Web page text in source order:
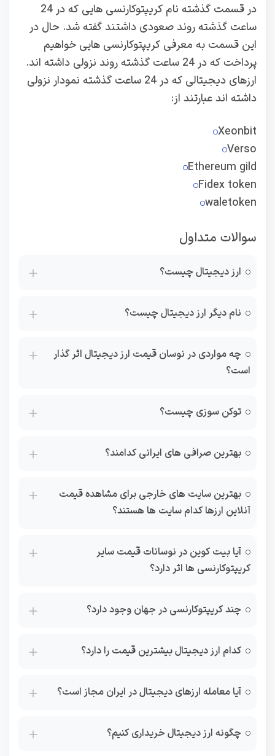
در قسمت گذشته نام کریپتوکارنسی هایی که در 24
ساعت گذشته روند صعودی داشتند گفته شد. حال در
این قسمت به معرفی کریپتوکارنسی هایی خواهیم
پرداخت که در 24 ساعت گذشته روند نزولی داشته اند.
ارزهای دیجیتالی که در 24 ساعت گذشته نمودار نزولی
داشته اند عبارتند از:
Xeonbit
Verso
Ethereum gild
Fidex token
waletoken
سوالات متداول
ارز دیجیتال چیست؟
نام دیگر ارز دیجیتال چیست؟
چه مواردی در نوسان قیمت ارز دیجیتال اثر گذار
است؟
توکن سوزی چیست؟
بهترین صرافی های ایرانی کدامند؟
بهترین سایت های خارجی برای مشاهده قیمت
آنلاین ارزها کدام سایت ها هستند؟
آیا بیت کوین در نوسانات قیمت سایر
کریپتوکارنسی ها اثر دارد؟
چند کریپتوکارنسی در جهان وجود دارد؟
کدام ارز دیجیتال بیشترین قیمت را دارد؟
آیا معامله ارزهای دیجیتال در ایران مجاز است؟
چگونه ارز دیجیتال خریداری کنیم؟